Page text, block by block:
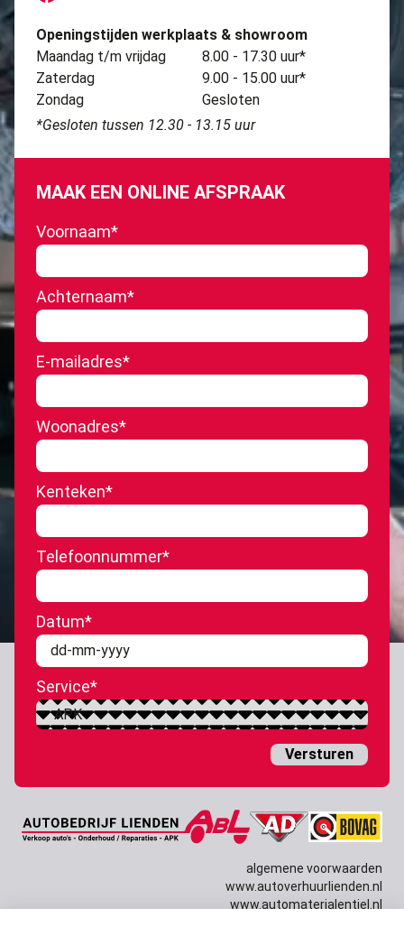
Openingstijden werkplaats & showroom
Maandag t/m vrijdag
8.00 - 17.30 uur*
Zaterdag
9.00 - 15.00 uur*
Zondag
Gesloten
*Gesloten tussen 12.30 - 13.15 uur
MAAK EEN ONLINE AFSPRAAK
Voornaam*
Achternaam*
E-mailadres*
Woonadres*
Kenteken*
Telefoonnummer*
Datum*
DD
dash
MM
dash
Service*
algemene voorwaarden
www.autoverhuurlienden.nl
www.automaterialentiel.nl